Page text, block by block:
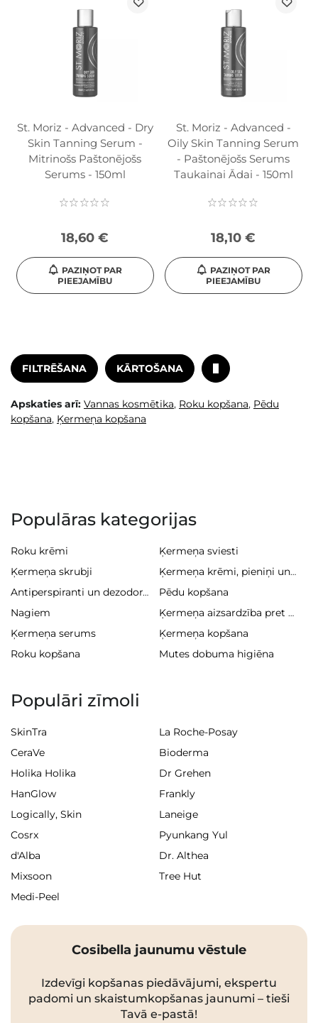
St. Moriz - Advanced - Dry
Skin Tanning Serum -
Mitrinošs Paštonējošs
Serums - 150ml
18,60 €
PAZIŅOT PAR
PIEEJAMĪBU
St. Moriz - Advanced -
Oily Skin Tanning Serum
- Paštonējošs Serums
Taukainai Ādai - 150ml
18,10 €
PAZIŅOT PAR
PIEEJAMĪBU
FILTRĒŠANA KĀRTOŠANA
Apskaties arī: Vannas kosmētika, Roku kopšana, Pēdu
kopšana, Ķermeņa kopšana
Populāras kategorijas
Roku krēmi
Ķermeņa sviesti
Ķermeņa skrubji
Ķermeņa krēmi, pieniņi un balzami
Antiperspiranti un dezodoranti
Pēdu kopšana
Nagiem
Ķermeņa aizsardzība pret sauli
Ķermeņa serums
Ķermeņa kopšana
Roku kopšana
Mutes dobuma higiēna
Populāri zīmoli
SkinTra
La Roche-Posay
CeraVe
Bioderma
Holika Holika
Dr Grehen
HanGlow
Frankly
Logically, Skin
Laneige
Cosrx
Pyunkang Yul
d'Alba
Dr. Althea
Mixsoon
Tree Hut
Medi-Peel
Cosibella jaunumu vēstule
Izdevīgi kopšanas piedāvājumi, ekspertu
padomi un skaistumkopšanas jaunumi – tieši
Tavā e-pastā!